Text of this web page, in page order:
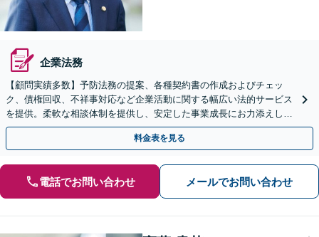
企業法務
【顧問実績多数】予防法務の提案、各種契約書の作成およびチェッ
ク、債権回収、不祥事対応など企業活動に関する幅広い法的サービス
を提供。柔軟な相談体制を提供し、安定した事業成長にお力添えしま
す【休日・夜間面談対応】
料金表を見る
電話でお問い合わせ メールでお問い合わせ